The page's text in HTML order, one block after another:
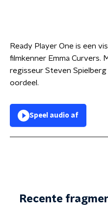
Ready Player One is een
filmkenner Emma Curvers.
regisseur Steven
oordeel.
Speel audio af
Recente